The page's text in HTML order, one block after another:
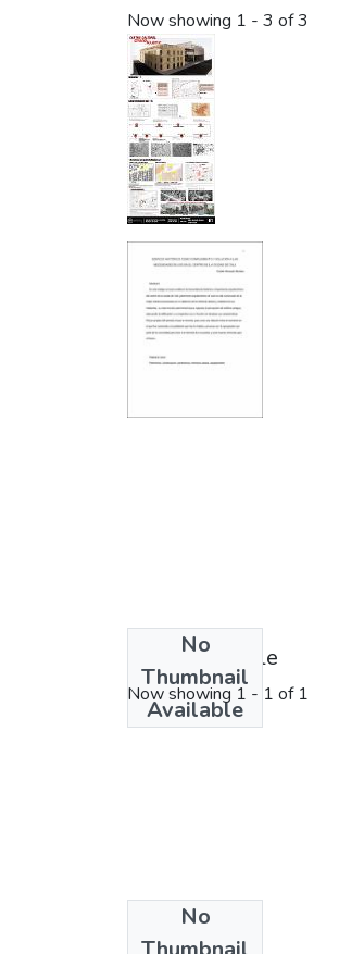
Now showing 1 - 3 of 3
No
Thumbnail
Available
License bundle
Now showing 1 - 1 of 1
No
Collections